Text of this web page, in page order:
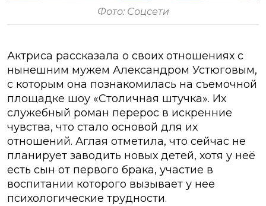
Фото: Соцсети
Актриса рассказала о своих отношениях с
нынешним мужем Александром Устюговым,
с которым она познакомилась на съемочной
площадке шоу «Столичная штучка». Их
служебный роман перерос в искренние
чувства, что стало основой для их
отношений. Аглая отметила, что сейчас не
планирует заводить новых детей, хотя у неё
есть сын от первого брака, участие в
воспитании которого вызывает у нее
психологические трудности.